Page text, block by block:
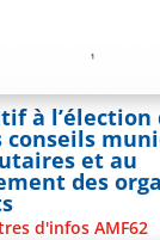
à l’élection
conseils
et au
des
d'infos AMF62